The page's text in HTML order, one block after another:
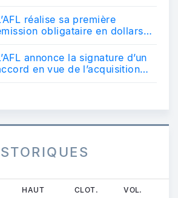
year b...
réalise sa première
obligataire en dollars
annonce la signature d’un
en vue de l’acquisition
HAUT CLOT. VOL.